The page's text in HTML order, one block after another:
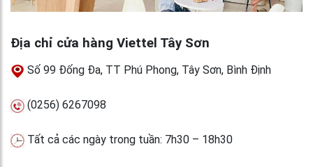
Địa chỉ cửa hàng Viettel Tây Sơn
Số 99 Đống Đa, TT Phú Phong, Tây Sơn, Bình Định
(0256) 6267098
Tất cả các ngày trong tuần: 7h30 – 18h30